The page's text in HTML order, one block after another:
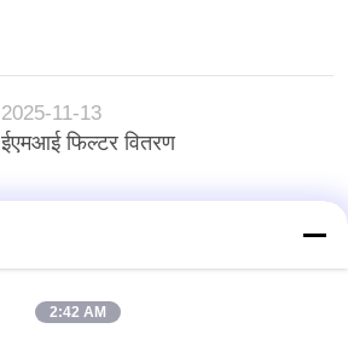
2025-11-13
ईएमआई फिल्टर वितरण
शीर्ष
2:42 AM